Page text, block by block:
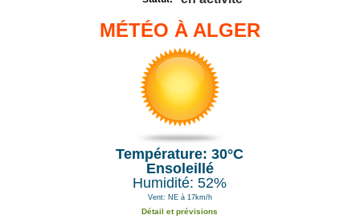
MÉTÉO À ALGER
Température: 30°C
Ensoleillé
Humidité: 52%
Vent: NE à 17km/h
Détail et prévisions